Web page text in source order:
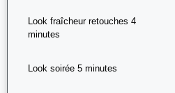
Look fraîcheur retouches 4
minutes
Look soirée 5 minutes